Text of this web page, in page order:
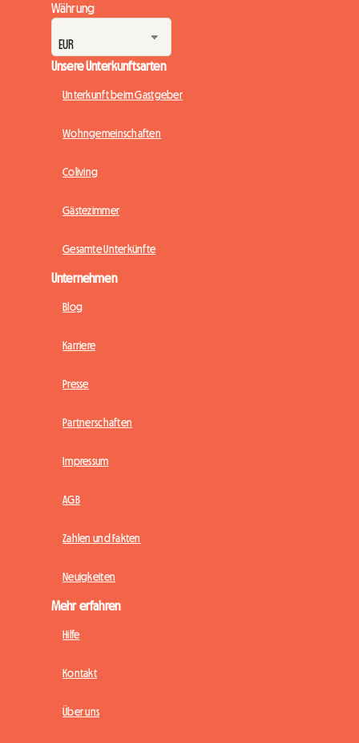
Währung
Unsere Unterkunftsarten
Unterkunft beim Gastgeber
Wohngemeinschaften
Coliving
Gästezimmer
Gesamte Unterkünfte
Unternehmen
Blog
Karriere
Presse
Partnerschaften
Impressum
AGB
Zahlen und Fakten
Neuigkeiten
Mehr erfahren
Hilfe
Kontakt
Über uns